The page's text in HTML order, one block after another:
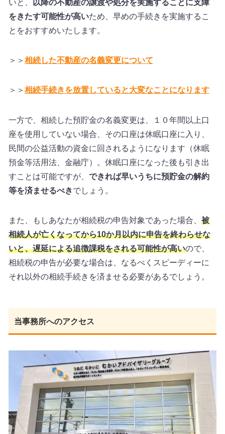
いと、
以降の不動産の譲渡や処分を実施することに支障
をきたす可能性が高いため、早めの手続きを実施するこ
とをおすすめいたします。
＞＞ 相続した不動産の名義変更について
＞＞ 相続手続きを放置していると大変なことになります
一方で、相続した預貯金の名義変更は、１０年間以上口
座を使用していない場合、その口座は休眠口座に入り、
民間の公益活動の資金に回されるようになります（休眠
預金等活用法、金融庁）。休眠口座になった後も引き出
すことは可能ですが、 できれば早いうちに預貯金の解約
等を済ませるべきでしょう。
また、もしあなたが相続税の申告対象であった場合、 被
相続人が亡くなってから10か月以内に申告を終わらせな
いと、遅延による追徴課税をされる可能性が高いので、
相続税の申告が必要な場合は、なるべくスピーディーに
それ以外の相続手続きを済ませる必要があるでしょう。
当事務所へのアクセス